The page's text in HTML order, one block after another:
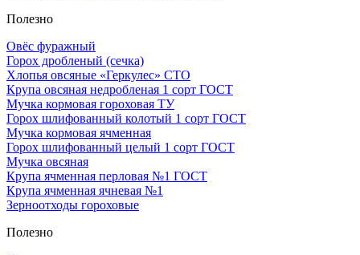
Полезно
Овёс фуражный
Горох дробленый (сечка)
Хлопья овсяные «Геркулес» СТО
Крупа овсяная недробленая 1 сорт ГОСТ
Мучка кормовая гороховая ТУ
Горох шлифованный колотый 1 сорт ГОСТ
Мучка кормовая ячменная
Горох шлифованный целый 1 сорт ГОСТ
Мучка овсяная
Крупа ячменная перловая №1 ГОСТ
Крупа ячменная ячневая №1
Зерноотходы гороховые
Полезно